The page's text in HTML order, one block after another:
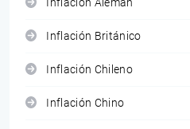
Inflación Alemán
Inflación Británico
Inflación Chileno
Inflación Chino